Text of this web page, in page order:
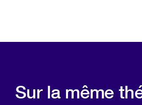
Sur la même